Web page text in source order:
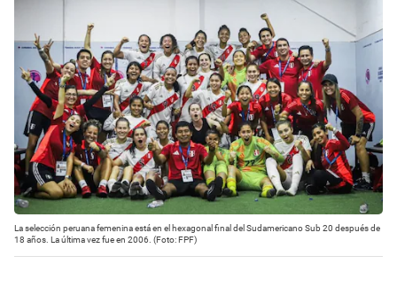
La selección peruana femenina está en el hexagonal final del Sudamericano Sub 20 después de
18 años. La última vez fue en 2006. (Foto: FPF)